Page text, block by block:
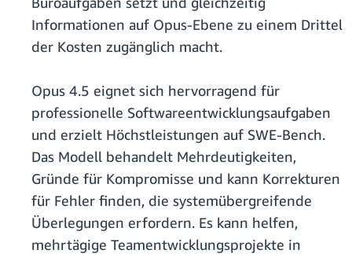
Informationen auf Opus-Ebene zu einem Drittel
der Kosten zugänglich macht.
Opus 4.5 eignet sich hervorragend für
professionelle Softwareentwicklungsaufgaben
und erzielt Höchstleistungen auf SWE-Bench.
Das Modell behandelt Mehrdeutigkeiten,
Gründe für Kompromisse und kann Korrekturen
für Fehler finden, die systemübergreifende
Überlegungen erfordern. Es kann helfen,
mehrtägige Teamentwicklungsprojekte in